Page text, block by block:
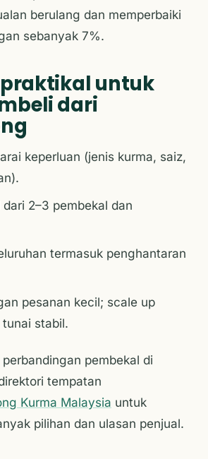
berulang dan memperbaiki
sebanyak 7%.
untuk
dari
keperluan (jenis kurma, saiz,
2–3 pembekal dan
termasuk penghantaran
pesanan kecil; scale up
stabil.
pembekal di
tempatan
Kurma Malaysia untuk
pilihan dan ulasan penjual.